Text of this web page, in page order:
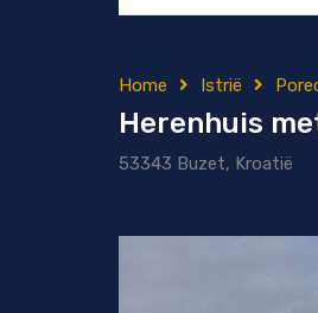
Home Istrië
Herenhuis
53343 Buzet, Kroatië